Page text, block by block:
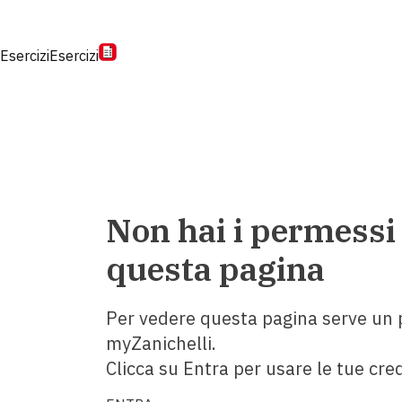
EserciziEsercizi
Non hai i
questa pagina
Per vedere questa pagina serve un
myZanichelli.
Clicca su Entra per usare le tue